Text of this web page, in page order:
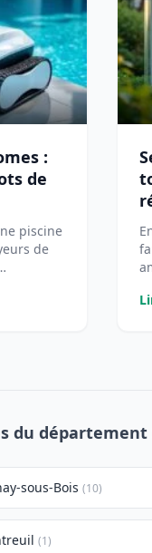
:
de
piscine
de
du département
sous-Bois (10)
(1)